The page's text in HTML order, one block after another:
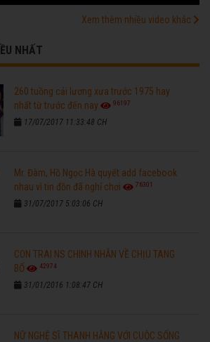
Xem thêm nhiều video khác
NHẤT
260 tuồng cải lương xưa trước 1975 hay
nhất từ trước đến nay
96197
17/07/2017 11:33:48 CH
Mr. Đàm, Hồ Ngọc Hà quyết add facebook
nhau vì tin đồn đã nghỉ chơi
76301
31/07/2017 5:03:06 CH
CON TRAI NS CHINH NHẪN VỀ CHỊU TANG
BỐ
42974
31/01/2016 1:08:47 CH
NỮ NGHỆ SĨ THANH HẰNG VỚI CUỘC SỐNG